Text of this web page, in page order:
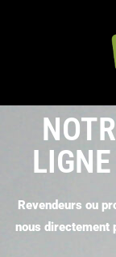
Revendeurs ou
nous directement